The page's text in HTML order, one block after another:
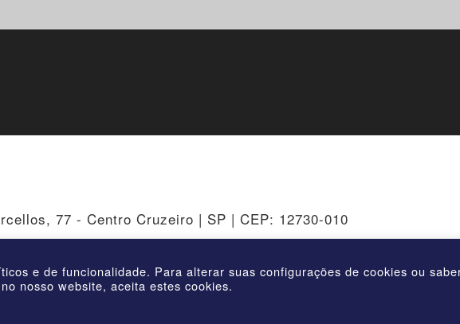
77 - Centro Cruzeiro | SP | CEP: 12730-010
| AmstedMaxion Creating Paths | All rights reserved
e de funcionalidade. Para alterar suas configurações de cookies ou
nosso website, aceita estes cookies.